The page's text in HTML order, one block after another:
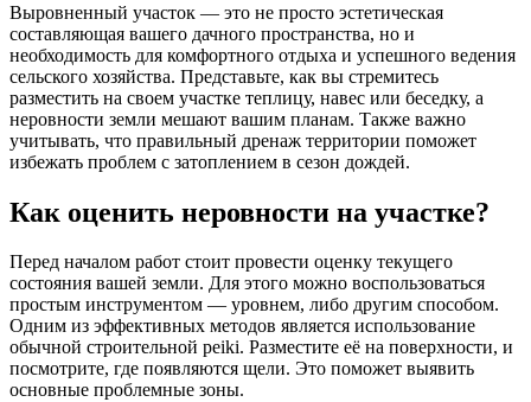
Выровненный участок — это не просто эстетическая
составляющая вашего дачного пространства, но и
необходимость для комфортного отдыха и успешного ведения
сельского хозяйства. Представьте, как вы стремитесь
разместить на своем участке теплицу, навес или беседку, а
неровности земли мешают вашим планам. Также важно
учитывать, что правильный дренаж территории поможет
избежать проблем с затоплением в сезон дождей.
Как оценить неровности на участке?
Перед началом работ стоит провести оценку текущего
состояния вашей земли. Для этого можно воспользоваться
простым инструментом — уровнем, либо другим способом.
Одним из эффективных методов является использование
обычной строительной реiki. Разместите её на поверхности, и
посмотрите, где появляются щели. Это поможет выявить
основные проблемные зоны.